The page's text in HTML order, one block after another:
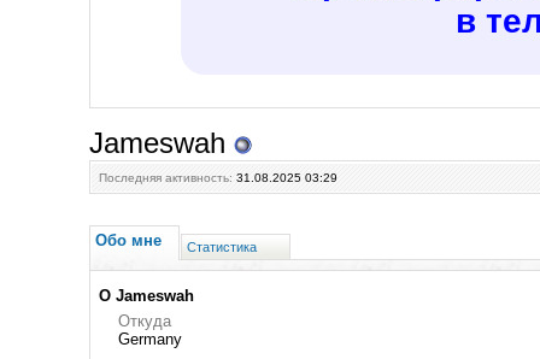
в
Jameswah
Последняя активность: 31.08.2025 03:29
Обо мне Статистика
О Jameswah
Откуда
Germany